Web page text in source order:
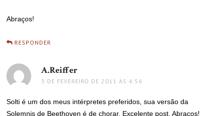
Abraços!
RESPONDER
A.Reiffer
3 DE FEVEREIRO DE 2011 ÀS 4:56
Solti é um dos meus intérpretes preferidos, sua versão da
Solemnis de Beethoven é de chorar. Excelente post. Abraços!